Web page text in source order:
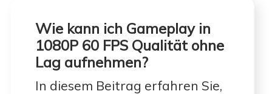
Wie kann ich Gameplay in
1080P 60 FPS Qualität ohne
Lag aufnehmen?
In diesem Beitrag erfahren Sie,